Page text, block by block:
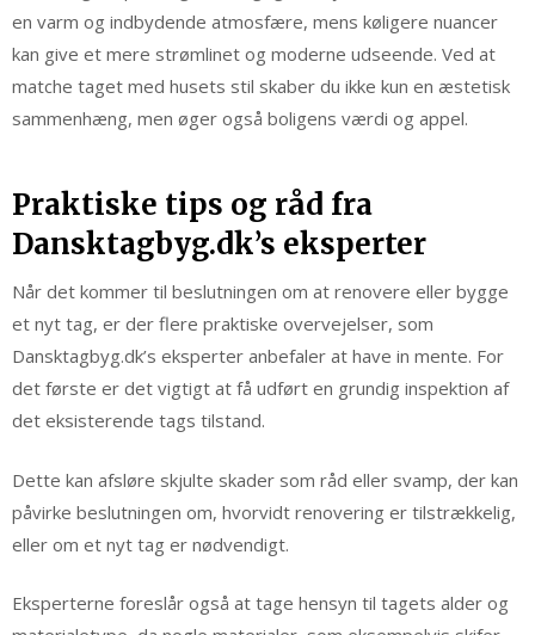
en varm og indbydende atmosfære, mens køligere nuancer
kan give et mere strømlinet og moderne udseende. Ved at
matche taget med husets stil skaber du ikke kun en æstetisk
sammenhæng, men øger også boligens værdi og appel.
Praktiske tips og råd fra
Dansktagbyg.dk’s eksperter
Når det kommer til beslutningen om at renovere eller bygge
et nyt tag, er der flere praktiske overvejelser, som
Dansktagbyg.dk’s eksperter anbefaler at have in mente. For
det første er det vigtigt at få udført en grundig inspektion af
det eksisterende tags tilstand.
Dette kan afsløre skjulte skader som råd eller svamp, der kan
påvirke beslutningen om, hvorvidt renovering er tilstrækkelig,
eller om et nyt tag er nødvendigt.
Eksperterne foreslår også at tage hensyn til tagets alder og